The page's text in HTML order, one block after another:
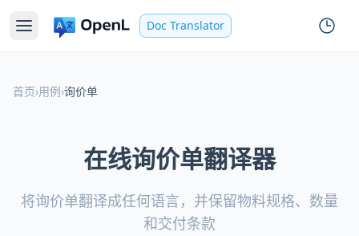
Doc Translator
首页›用例›询价单
在线询价单翻译器
将询价单翻译成任何语言，并保留物料规格、数量
和交付条款